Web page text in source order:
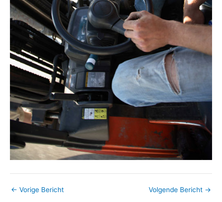
← Vorige Bericht Volgende Bericht →